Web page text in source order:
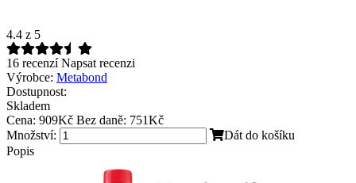
4.4 z 5
16 recenzí Napsat recenzi
Výrobce: Metabond
Dostupnost:
Skladem
Cena: 909Kč Bez daně: 751Kč
Množství:
Dát do košíku
Popis